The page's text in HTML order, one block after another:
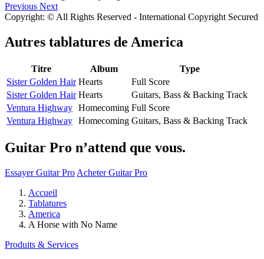
Previous Next
Copyright: © All Rights Reserved - International Copyright Secured
Autres tablatures de America
Titre Album
Type
Sister Golden Hair Hearts
Full Score
Sister Golden Hair Hearts
Guitars, Bass & Backing Track
Ventura Highway Homecoming Full Score
Ventura Highway Homecoming Guitars, Bass & Backing Track
Guitar Pro n’attend que vous.
Essayer Guitar Pro Acheter Guitar Pro
Accueil
Tablatures
America
A Horse with No Name
Produits & Services